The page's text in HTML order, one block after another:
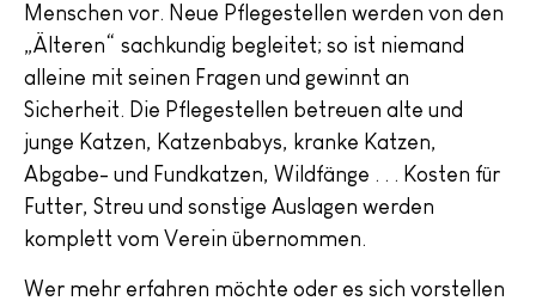
Menschen vor. Neue Pflegestellen werden von den
„Älteren“ sachkundig begleitet; so ist niemand
alleine mit seinen Fragen und gewinnt an
Sicherheit. Die Pflegestellen betreuen alte und
junge Katzen, Katzenbabys, kranke Katzen,
Abgabe- und Fundkatzen, Wildfänge . . . Kosten für
Futter, Streu und sonstige Auslagen werden
komplett vom Verein übernommen.
Wer mehr erfahren möchte oder es sich vorstellen